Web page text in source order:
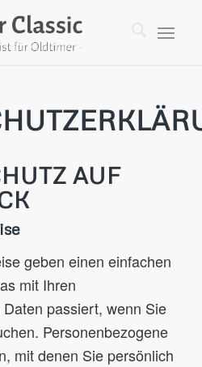
AUF
geben einen einfachen
mit Ihren
passiert, wenn Sie
Personenbezogene
mit denen Sie persönlich